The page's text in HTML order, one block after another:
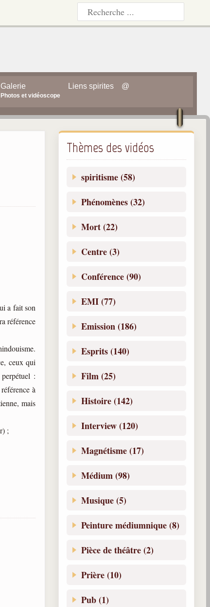
Galerie
Photos et vidéoscope
Liens spirites @
a fait son
référence
ceux qui
:
à
mais
;
Thèmes des vidéos
spiritisme (58)
Phénomènes (32)
Mort (22)
Centre (3)
Conférence (90)
EMI (77)
Emission (186)
Esprits (140)
Film (25)
Histoire (142)
Interview (120)
Magnétisme (17)
Médium (98)
Musique (5)
Peinture médiumnique (8)
Pièce de théâtre (2)
Prière (10)
Pub (1)